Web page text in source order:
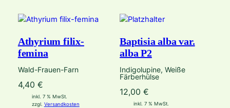
Athyrium filix-
femina
Wald-Frauen-Farn
4,40 €
inkl. 7 % MwSt.
zzgl. Versandkosten
Baptisia alba var.
alba P2
Indigolupine, Weiße
Färberhülse
12,00€
inkl. 7 % MwSt.